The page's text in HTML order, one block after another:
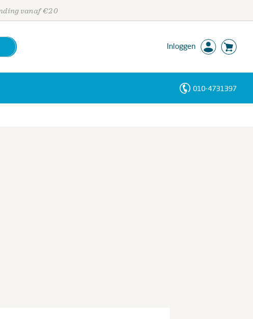
vanaf €20
Inloggen
010-4731397
Personen